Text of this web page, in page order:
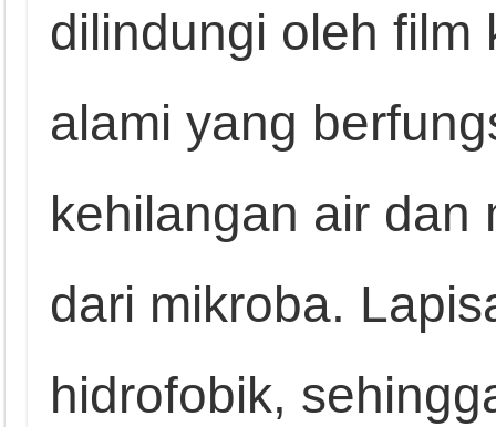
dilindungi oleh film
alami yang
kehilangan air dan
dari mikroba.
hidrofobik,